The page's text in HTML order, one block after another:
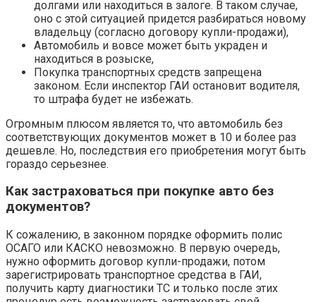
долгами или находиться в залоге. В таком случае,
оно с этой ситуацией придется разбираться новому
владельцу (согласно договору купли-продажи),
Автомобиль и вовсе может быть украден и
находиться в розыске,
Покупка транспортных средств запрещена
законом. Если инспектор ГАИ остановит водителя,
то штрафа будет не избежать.
Огромным плюсом является то, что автомобиль без
соответствующих документов может в 10 и более раз
дешевле. Но, последствия его приобретения могут быть
гораздо серьезнее.
Как застраховаться при покупке авто без
документов?
К сожалению, в законном порядке оформить полис
ОСАГО или КАСКО невозможно. В первую очередь,
нужно оформить договор купли-продажи, потом
зарегистрировать транспортное средства в ГАИ,
получить карту диагностики ТС и только после этих